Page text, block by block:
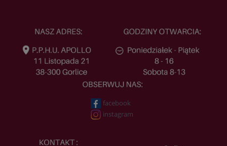
facebook
instagram